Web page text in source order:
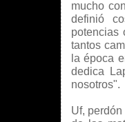
mucho
definió
potencias
tantos
la época
dedica
nosotros".
Uf,